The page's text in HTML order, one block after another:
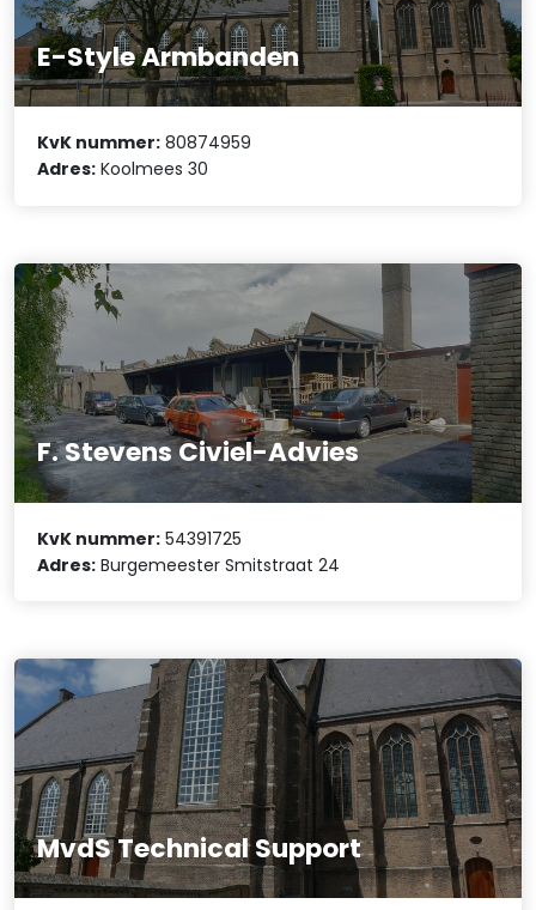
E-Style Armbanden
KvK nummer: 80874959
Adres: Koolmees 30
F. Stevens Civiel-Advies
KvK nummer: 54391725
Adres: Burgemeester Smitstraat 24
MvdS Technical Support